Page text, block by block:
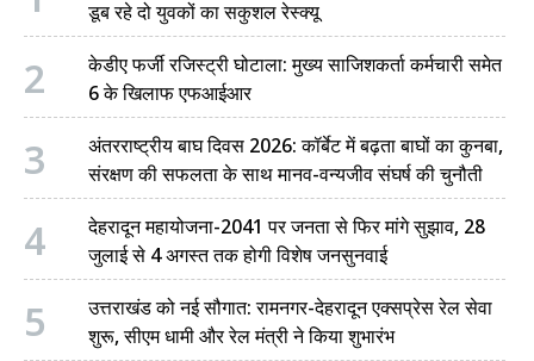
डूब रहे दो युवकों का सकुशल रेस्क्यू
2
केडीए फर्जी रजिस्ट्री घोटाला: मुख्य साजिशकर्ता कर्मचारी समेत
6 के खिलाफ एफआईआर
3
अंतरराष्ट्रीय बाघ दिवस 2026: कॉर्बेट में बढ़ता बाघों का कुनबा,
संरक्षण की सफलता के साथ मानव-वन्यजीव संघर्ष की चुनौती
4
देहरादून महायोजना-2041 पर जनता से फिर मांगे सुझाव, 28
जुलाई से 4 अगस्त तक होगी विशेष जनसुनवाई
5
उत्तराखंड को नई सौगात: रामनगर-देहरादून एक्सप्रेस रेल सेवा
शुरू, सीएम धामी और रेल मंत्री ने किया शुभारंभ